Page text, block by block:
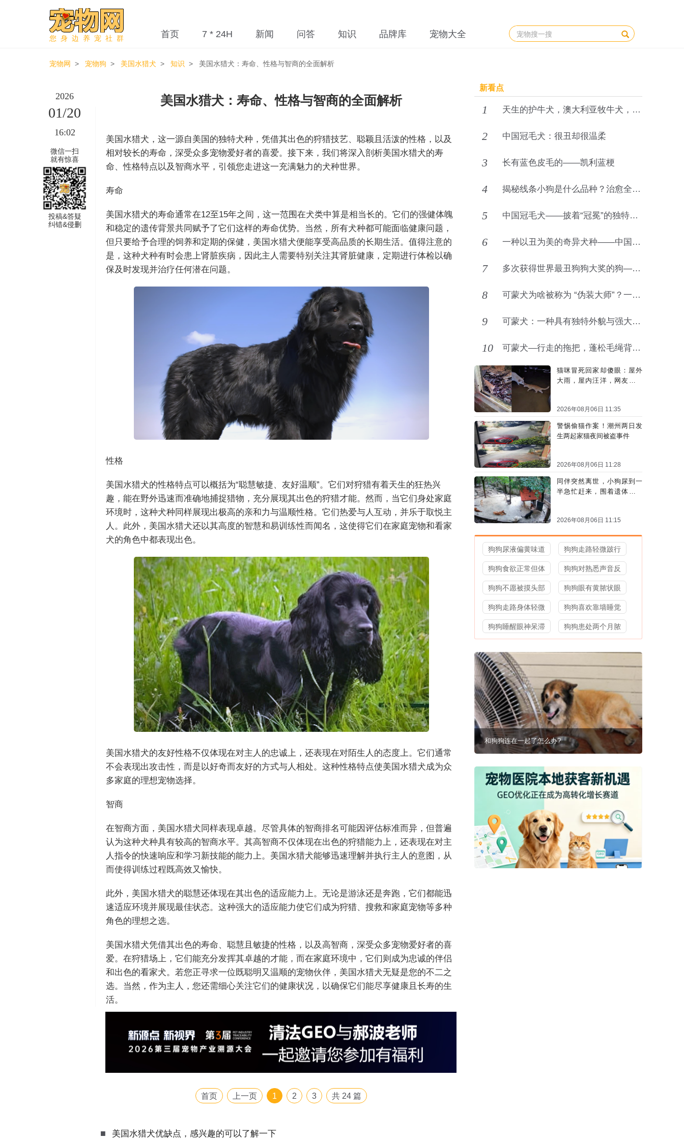
您身边养宠社群 首页 7 * 24H 新闻 问答 知识 品牌库 宠物大全
宠物网 > 宠物狗 > 美国水猎犬 > 知识 > 美国水猎犬：寿命、性格与智商的全面解析
2026
01/20
16:02
微信一扫
就有惊喜
投稿&答疑
纠错&侵删
美国水猎犬：寿命、性格与智商的全面解析
美国水猎犬，这一源自美国的独特犬种，凭借其出色的狩猎技艺、聪颖且活泼的性格，以及
相对较长的寿命，深受众多宠物爱好者的喜爱。接下来，我们将深入剖析美国水猎犬的寿
命、性格特点以及智商水平，引领您走进这一充满魅力的犬种世界。
寿命
美国水猎犬的寿命通常在12至15年之间，这一范围在犬类中算是相当长的。它们的强健体魄
和稳定的遗传背景共同赋予了它们这样的寿命优势。当然，所有犬种都可能面临健康问题，
但只要给予合理的饲养和定期的保健，美国水猎犬便能享受高品质的长期生活。值得注意的
是，这种犬种有时会患上肾脏疾病，因此主人需要特别关注其肾脏健康，定期进行体检以确
保及时发现并治疗任何潜在问题。
性格
美国水猎犬的性格特点可以概括为“聪慧敏捷、友好温顺”。它们对狩猎有着天生的狂热兴
趣，能在野外迅速而准确地捕捉猎物，充分展现其出色的狩猎才能。然而，当它们身处家庭
环境时，这种犬种同样展现出极高的亲和力与温顺性格。它们热爱与人互动，并乐于取悦主
人。此外，美国水猎犬还以其高度的智慧和易训练性而闻名，这使得它们在家庭宠物和看家
犬的角色中都表现出色。
美国水猎犬的友好性格不仅体现在对主人的忠诚上，还表现在对陌生人的态度上。它们通常
不会表现出攻击性，而是以好奇而友好的方式与人相处。这种性格特点使美国水猎犬成为众
多家庭的理想宠物选择。
智商
在智商方面，美国水猎犬同样表现卓越。尽管具体的智商排名可能因评估标准而异，但普遍
认为这种犬种具有较高的智商水平。其高智商不仅体现在出色的狩猎能力上，还表现在对主
人指令的快速响应和学习新技能的能力上。美国水猎犬能够迅速理解并执行主人的意图，从
而使得训练过程既高效又愉快。
此外，美国水猎犬的聪慧还体现在其出色的适应能力上。无论是游泳还是奔跑，它们都能迅
速适应环境并展现最佳状态。这种强大的适应能力使它们成为狩猎、搜救和家庭宠物等多种
角色的理想之选。
美国水猎犬凭借其出色的寿命、聪慧且敏捷的性格，以及高智商，深受众多宠物爱好者的喜
爱。在狩猎场上，它们能充分发挥其卓越的才能，而在家庭环境中，它们则成为忠诚的伴侣
和出色的看家犬。若您正寻求一位既聪明又温顺的宠物伙伴，美国水猎犬无疑是您的不二之
选。当然，作为主人，您还需细心关注它们的健康状况，以确保它们能尽享健康且长寿的生
活。
首页 上一页 1 2 3 共24 篇
■ 美国水猎犬优缺点，感兴趣的可以了解一下
新看点
1 天生的护牛犬，澳大利亚牧牛犬，你了解吗
2 中国冠毛犬：很丑却很温柔
3 长有蓝色皮毛的——凯利蓝梗
4 揭秘线条小狗是什么品种？治愈全网的萌系IP
5 中国冠毛犬——披着“冠冕”的独特伴侣犬
6 一种以丑为美的奇异犬种——中国冠毛犬
7 多次获得世界最丑狗狗大奖的狗——中国冠毛犬！
8 可蒙犬为啥被称为 “伪装大师”？一身毛发藏起小秘密
9 可蒙犬：一种具有独特外貌与强大力量的犬种
10 可蒙犬—行走的拖把，蓬松毛绳背后的忠诚守护者！
猫咪冒死回家却傻眼：屋外
大雨，屋内汪洋，网友：不
2026年08月06日 11:35
警惕偷猫作案！潮州两日发
生两起家猫夜间被盗事件
2026年08月06日 11:28
同伴突然离世，小狗尿到一
半急忙赶来，围着遗体久久
2026年08月06日 11:15
狗狗尿液偏黄味道 狗狗走路轻微跛行
狗狗食欲正常但体 狗狗对熟悉声音反
狗狗不愿被摸头部 狗狗眼有黄脓状眼
狗狗走路身体轻微 狗狗喜欢靠墙睡觉
狗狗睡醒眼神呆滞 狗狗患处两个月脓
和狗狗连在一起了怎么办?